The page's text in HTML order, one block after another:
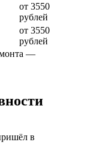
от 3550
рублей
от 3550
рублей
—
в